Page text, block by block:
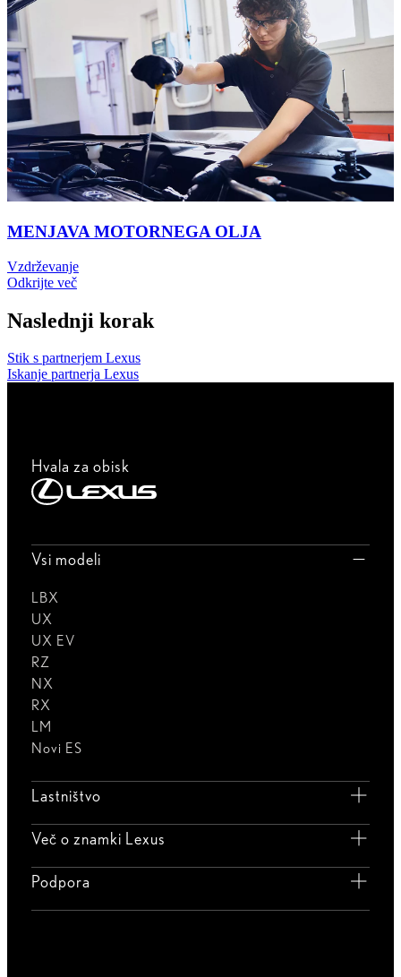
MENJAVA MOTORNEGA OLJA
Vzdrževanje
Odkrijte več
Naslednji korak
Stik s partnerjem Lexus
Iskanje partnerja Lexus
Hvala za obisk
Vsi modeli
LBX
UX
UX EV
RZ
NX
RX
LM
Novi ES
Lastništvo
Več o znamki Lexus
Podpora